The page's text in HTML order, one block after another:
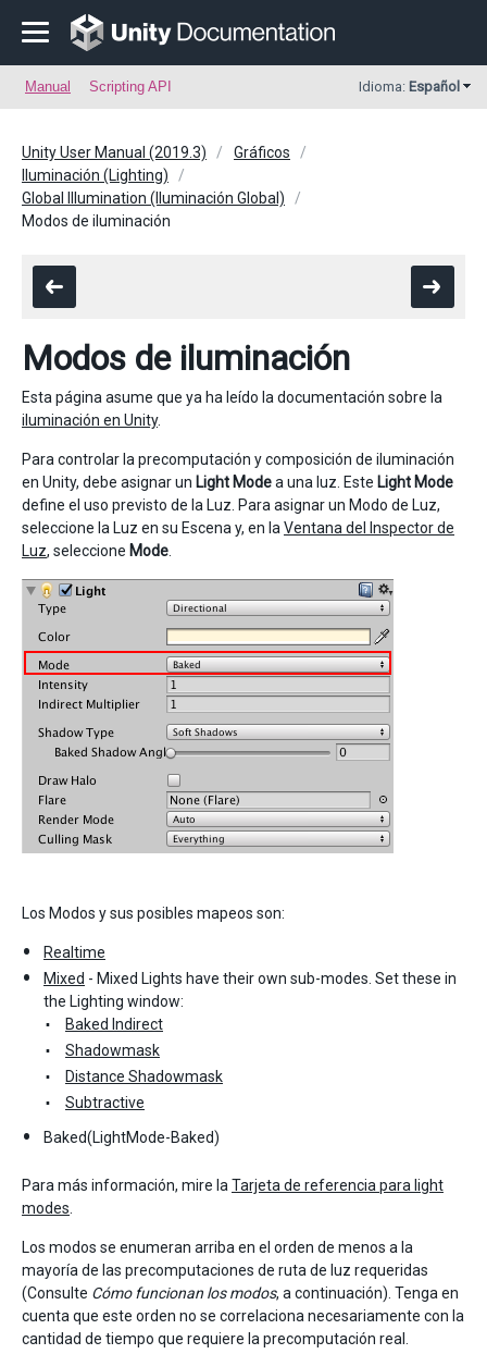
Manual Scripting API Idioma: Español
Unity User Manual (2019.3)
Gráficos
Iluminación (Lighting)
Global Illumination (Iluminación Global)
Modos de iluminación
Modos de iluminación
Esta página asume que ya ha leído la documentación sobre la
iluminación en Unity.
Para controlar la precomputación y composición de iluminación
en Unity, debe asignar un Light Modea una luz. Este Light Mode
define el uso previsto de la Luz. Para asignar un Modo de Luz,
seleccione la Luz en su Escena y, en la Ventana del Inspector de
Luz, seleccione Mode
Los Modos y sus posibles mapeos son:
Realtime
Mixed - Mixed Lights have their own sub-modes. Set these in
the Lighting window:
Baked Indirect
Shadowmask
Distance Shadowmask
Subtractive
Baked(LightMode-Baked)
Para más información, mire la Tarjeta de referencia para light
modes
Los modos se enumeran arriba en el orden de menos a la
mayoría de las precomputaciones de ruta de luz requeridas
(Consulte Cómo funcionan los modos, a continuación). Tenga en
cuenta que este orden no se correlaciona necesariamente con la
cantidad de tiempo que requiere la precomputación real.